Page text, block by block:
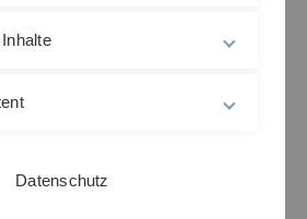
Arendt
Prüfungsleistung
Datenschutz